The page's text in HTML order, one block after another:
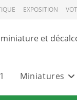
EXPOSITION
et
Miniatures